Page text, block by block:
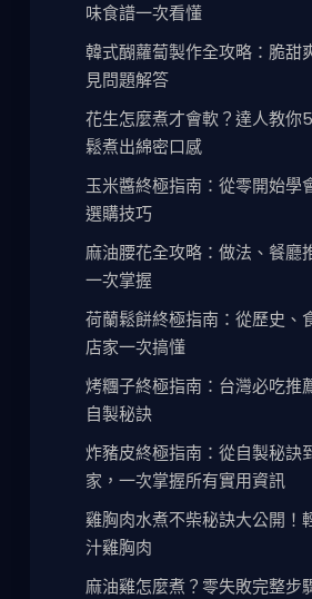
味食譜一次看懂
韓式醐蘿蔔製作全攻略：脆甜
見問題解答
花生怎麼煮才會軟？達人教你
鬆煮出綿密口感
玉米醬終極指南：從零開始學
選購技巧
麻油腰花全攻略：做法、餐廳
一次掌握
荷蘭鬆餅終極指南：從歷史、
店家一次搞懂
烤糰子終極指南：台灣必吃推
自製秘訣
炸豬皮終極指南：從自製秘訣
家，一次掌握所有實用資訊
雞胸肉水煮不柴秘訣大公開！
汁雞胸肉
麻油雞怎麼煮？零失敗完整步